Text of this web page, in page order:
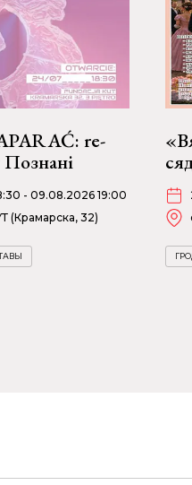
re-
- 09.08.2026 19:00
(Крамарска, 32)